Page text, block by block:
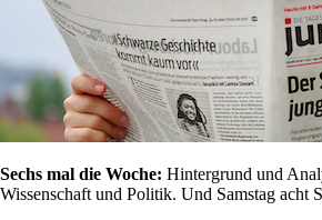
Sechs mal die Woche: Hintergrund und
Wissenschaft und Politik. Und Samstag acht